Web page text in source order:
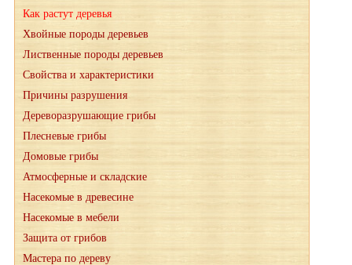
Как растут деревья
Хвойные породы деревьев
Лиственные породы деревьев
Свойства и характеристики
Причины разрушения
Дереворазрушающие грибы
Плесневые грибы
Домовые грибы
Атмосферные и складские
Насекомые в древесине
Насекомые в мебели
Защита от грибов
Мастера по дереву